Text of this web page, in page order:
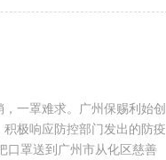
一罩难求。广州保赐利始创
极响应防控部门发出的防疫
口罩送到广州市从化区慈善